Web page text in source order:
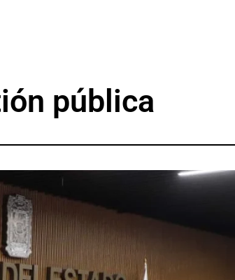
pública